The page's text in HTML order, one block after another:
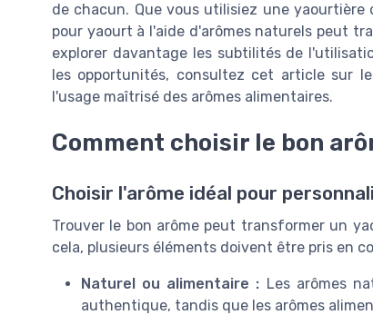
de chacun. Que vous utilisiez une
pour yaourt à l'aide d'arômes naturels peut
explorer davantage les subtilités de
les opportunités, consultez cet article sur
l'usage maîtrisé des arômes alimentaires.
Comment choisir le bon
Choisir l'arôme idéal pour
Trouver le bon arôme peut transformer un
cela, plusieurs éléments doivent être pris en
Naturel ou alimentaire : Les arômes
authentique, tandis que les arômes